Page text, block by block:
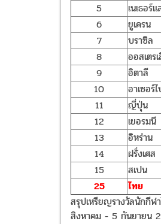
5
เนเธอร์
6
ยูเครน
7
บราซิล
8
ออสเตร
9
อิตาลี
10
อาเซอร์
11
ญี่ปุ่น
12
เยอรมนี
13
อิหร่าน
14
ฝรั่งเศส
15
สเปน
25
ไทย
สรุปเหรียญรางวัลนักกีฬ
สิงหาคม - 5 กันยายน